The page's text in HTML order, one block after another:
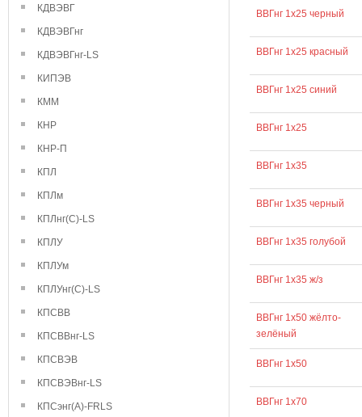
КДВЭВГ
КДВЭВГнг
КДВЭВГнг-LS
КИПЭВ
КММ
КНР
КНР-П
КПЛ
КПЛм
КПЛнг(С)-LS
КПЛУ
КПЛУм
КПЛУнг(С)-LS
КПСВВ
КПСВВнг-LS
КПСВЭВ
КПСВЭВнг-LS
КПСэнг(А)-FRLS
ВВГнг 1х25 черный
ВВГнг 1х25 красный
ВВГнг 1х25 синий
ВВГнг 1х25
ВВГнг 1х35
ВВГнг 1х35 черный
ВВГнг 1х35 голубой
ВВГнг 1х35 ж/з
ВВГнг 1х50 жёлто-
зелёный
ВВГнг 1х50
ВВГнг 1х70